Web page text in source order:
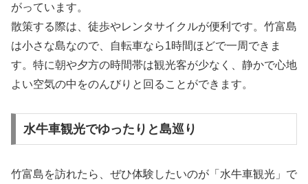
がっています。
散策する際は、徒歩やレンタサイクルが便利です。竹富島
は小さな島なので、自転車なら1時間ほどで一周できま
す。特に朝や夕方の時間帯は観光客が少なく、静かで心地
よい空気の中をのんびりと回ることができます。
水牛車観光でゆったりと島巡り
竹富島を訪れたら、ぜひ体験したいのが「水牛車観光」で